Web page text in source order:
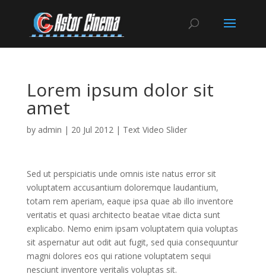
Lorem ipsum dolor sit
amet
by admin | 20 Jul 2012| Text Video Slider
Sed ut perspiciatis unde omnis iste natus error sit
voluptatem accusantium doloremque laudantium,
totam rem aperiam, eaque ipsa quae ab illo inventore
veritatis et quasi architecto beatae vitae dicta sunt
explicabo. Nemo enim ipsam voluptatem quia voluptas
sit aspernatur aut odit aut fugit, sed quia consequuntur
magni dolores eos qui ratione voluptatem sequi
nesciunt inventore veritalis voluptas sit.